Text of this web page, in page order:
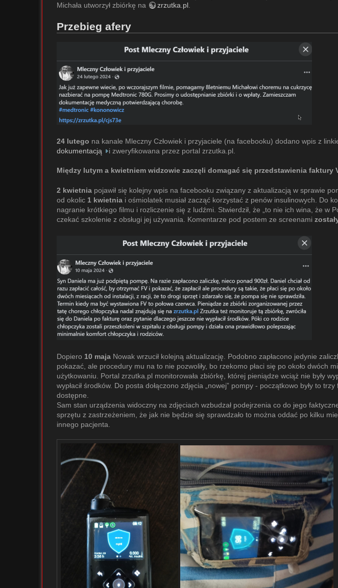
Michała utworzył zbiórkę na
zrzutka.pl
Przebieg afery
24 lutego na kanale Mleczny Człowiek i przyjaciele (na facebooku) dodano wpis z
dokumentacją
i zweryfikowana przez portal zrzutka.pl.
Między lutym a kwietniem widzowie zaczęli domagać się przedstawienia faktury
2 kwietnia pojawił się kolejny wpis na facebooku związany z aktualizacją w sprawie
od okolic 1 kwietnia i ośmiolatek musiał zacząć korzystać z penów insulinowych. Do
nagranie krótkiego filmu i rozliczenie się z ludźmi. Stwierdził, że „to nie ich wina, że
czekać szkolenie z obsługi jej używania. Komentarze pod postem ze screenami
Dopiero 10 maja Nowak wrzucił kolejną aktualizację. Podobno zapłacono jedynie
pokazać, ale procedury mu na to nie pozwoliły, bo rzekomo płaci się po około
użytkowaniu. Portal zrzutka.pl monitorowała zbiórkę, której pieniądze wciąż nie były
wypłacił środków. Do posta dołączono zdjęcia „nowej” pompy - początkowo były to
dostępne.
Sam stan urządzenia widoczny na zdjęciach wzbudzał podejrzenia co do jego
sprzętu z zastrzeżeniem, że jak nie będzie się sprawdzało to można oddać po kilku
innego pacjenta.